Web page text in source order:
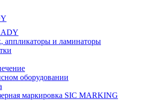
аппликаторы и ламинаторы
оборудовании
маркировка SIC MARKING